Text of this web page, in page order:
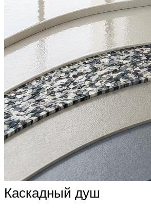
Каскадный душ